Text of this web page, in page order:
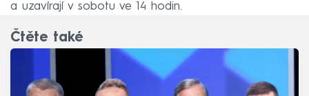
a uzavírají v sobotu ve 14 hodin.
Čtěte také